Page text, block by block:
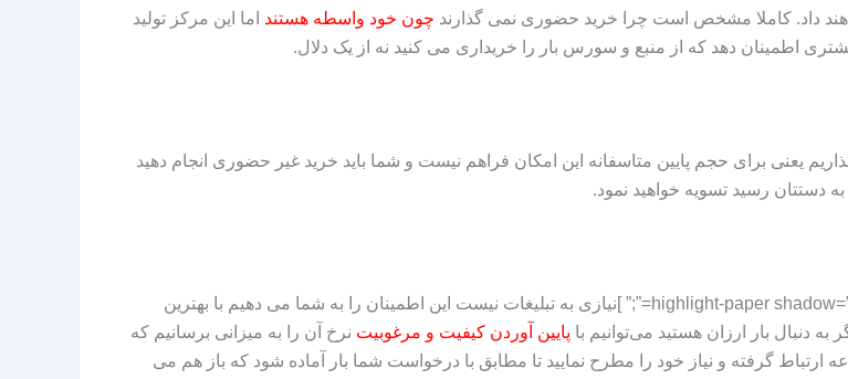
داد. کاملا مشخص است چرا خرید حضوری نمی گذارند چون خود واسطه هستند اما این مرکز تولید
اطمینان دهد که از منبع و سورس بار را خریداری می کنید نه از یک دلال.
یعنی برای حجم پایین متاسفانه این امکان فراهم نیست و شما باید خرید غیر حضوری انجام دهید
دستتان رسید تسویه خواهید نمود.
[highlight-paper shadow=”0 1px 4px rgba(0, 0, 0, 0.3), 0 0 20px rgba(0, 0, 0, 0.1) inset” align=”;” ]نیازی به تبلیغات نیست این اطمینان را به شما می دهیم با بهترین
دنبال بار ارزان هستید می‌توانیم با پایین آوردن کیفیت و مرغوبیت نرخ آن را به میزانی برسانیم که
ارتباط گرفته و نیاز خود را مطرح نمایید تا مطابق با درخواست شما بار آماده شود که باز هم می